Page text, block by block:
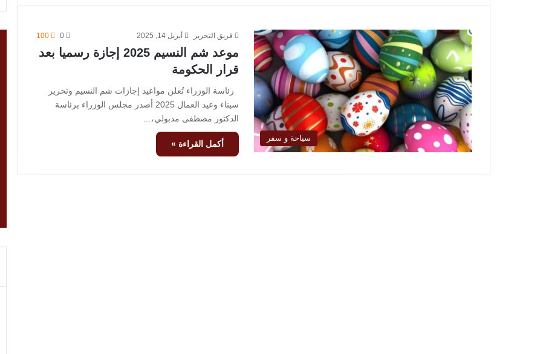
سياحة و سفر
فريق التحرير أبريل 14, 2025 0
100
موعد شم النسيم 2025 إجازة رسميا بعد
قرار الحكومة
رئاسة الوزراء تُعلن مواعيد إجازات شم النسيم وتحرير
سيناء وعيد العمال 2025 أصدر مجلس الوزراء برئاسة
الدكتور مصطفى مدبولي،…
أكمل القراءة »